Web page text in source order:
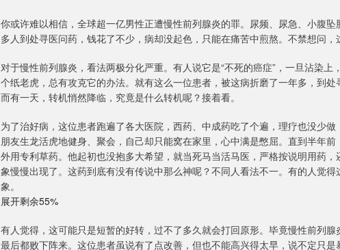
你或许难以相信，全球超一亿男性正遭慢性前列腺炎的罪。尿频、尿急、小腹
多人到处寻医问药，钱花了不少，病却没起色，只能在痛苦中煎熬。不禁想问，
对于慢性前列腺炎，看法两极分化严重。有人说它是“不死的癌症”，一旦沾染
个纸老虎，总有攻克它的办法。就有这么一位患者，被这病折磨了一年多，到
而有一天，转机悄然降临，究竟是什么转机呢？接着看。
为了治好病，这位患者跑遍了各大医院，西药、中成药吃了个遍，理疗也没少
朋友生龙活虎地健身、聚会，自己却只能窝在家里，心中满是憋屈。直到半年
外用专利草药。他起初也没抱多大希望，就当死马当活马医，严格按说明用药
象慢慢出现了。这药到底有没有传说中那么神呢？不同人看法不一。有的人觉
象。
展开剩余55%
有人觉得，这可能只是短暂的好转，过不了多久就会打回原形。毕竟慢性前列
最后都败下阵来。这位患者虽说有了点改善，但也不能高兴得太早，说不定只